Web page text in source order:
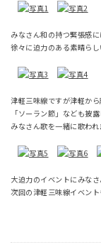
みなさん和の持つ緊張感
徐々に迫力のある素晴らし
津軽三味線ですが津軽か
「ソーラン節」なども披
みなさん歌を一緒に歌われ
大迫力のイベントにみなさ
次回の津軽三味線イベン